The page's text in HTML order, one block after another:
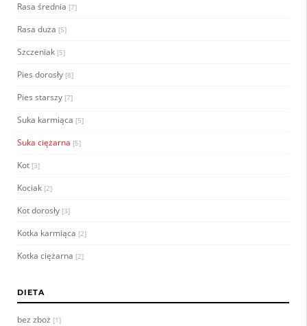
Rasa średnia [7]
Rasa duża [5]
Szczeniak [5]
Pies dorosły [8]
Pies starszy [7]
Suka karmiąca [5]
Suka ciężarna [5]
Kot [3]
Kociak [2]
Kot dorosły [3]
Kotka karmiąca [2]
Kotka ciężarna [2]
DIETA
bez zboż [1]